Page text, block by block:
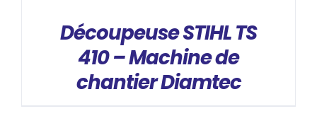
Découpeuse STIHL TS
410 – Machine de
chantier Diamtec